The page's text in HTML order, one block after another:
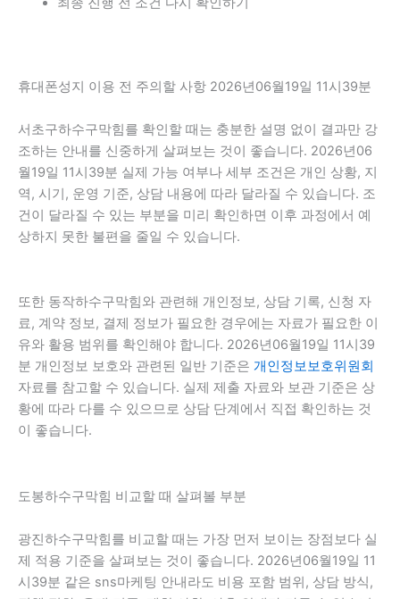
휴대폰성지 이용 전 주의할 사항 2026년06월19일 11시39분
서초구하수구막힘를 확인할 때는 충분한 설명 없이 결과만 강
조하는 안내를 신중하게 살펴보는 것이 좋습니다. 2026년06
월19일 11시39분 실제 가능 여부나 세부 조건은 개인 상황, 지
역, 시기, 운영 기준, 상담 내용에 따라 달라질 수 있습니다. 조
건이 달라질 수 있는 부분을 미리 확인하면 이후 과정에서 예
상하지 못한 불편을 줄일 수 있습니다.
또한 동작하수구막힘와 관련해 개인정보, 상담 기록, 신청 자
료, 계약 정보, 결제 정보가 필요한 경우에는 자료가 필요한 이
유와 활용 범위를 확인해야 합니다. 2026년06월19일 11시39
분 개인정보 보호와 관련된 일반 기준은 개인정보보호위원회
자료를 참고할 수 있습니다. 실제 제출 자료와 보관 기준은 상
황에 따라 다를 수 있으므로 상담 단계에서 직접 확인하는 것
이 좋습니다.
도봉하수구막힘 비교할 때 살펴볼 부분
광진하수구막힘를 비교할 때는 가장 먼저 보이는 장점보다 실
제 적용 기준을 살펴보는 것이 좋습니다. 2026년06월19일 11
시39분 같은 sns마케팅 안내라도 비용 포함 범위, 상담 방식,